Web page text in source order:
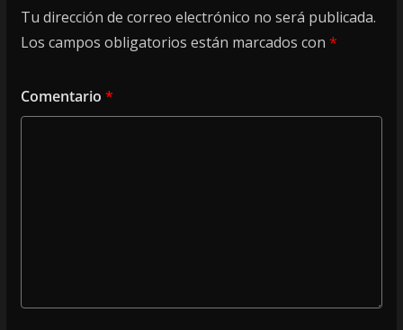
Tu dirección de correo electrónico no será publicada.
Los campos obligatorios están marcados con *
Comentario *